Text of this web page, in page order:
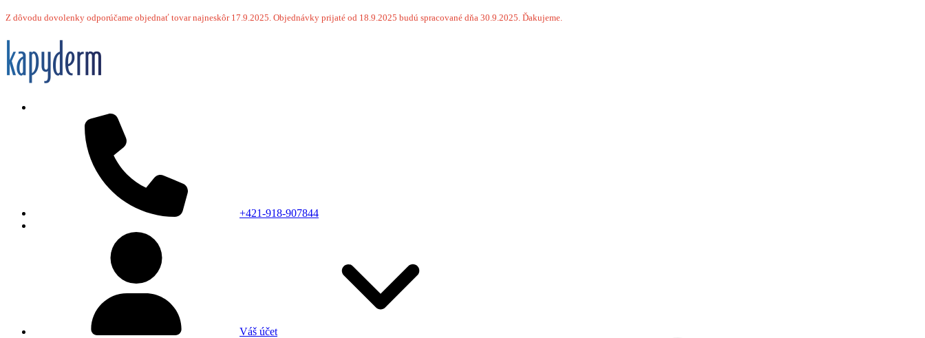
Z dôvodu dovolenky odporúčame objednať tovar najneskôr 17.9.2025. Objednávky prijaté od 18.9.2025 budú spracované dňa 30.9.2025. Ďakujeme.
+421-918-907844
Váš účet